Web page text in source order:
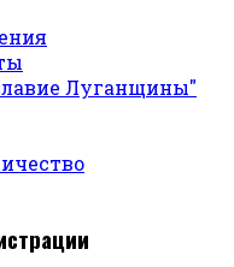
Луганщины"